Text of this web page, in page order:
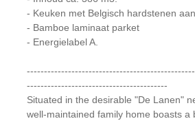
- Keuken met Belgisch hardstenen
- Bamboe laminaat parket
- Energielabel A.
-----------------------------------------
Situated in the desirable "De Lanen"
well-maintained family home boasts a